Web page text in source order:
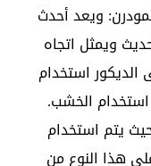
ويعد أحدث
ويمثل اتجاه
استخدام
استخدام الخشب.
يتم استخدام
هذا النوع من